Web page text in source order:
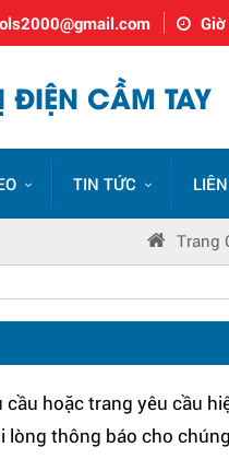
ĐIỆN CẦM TAY
TIN TỨC
Trang
hoặc trang yêu cầu
thông báo cho